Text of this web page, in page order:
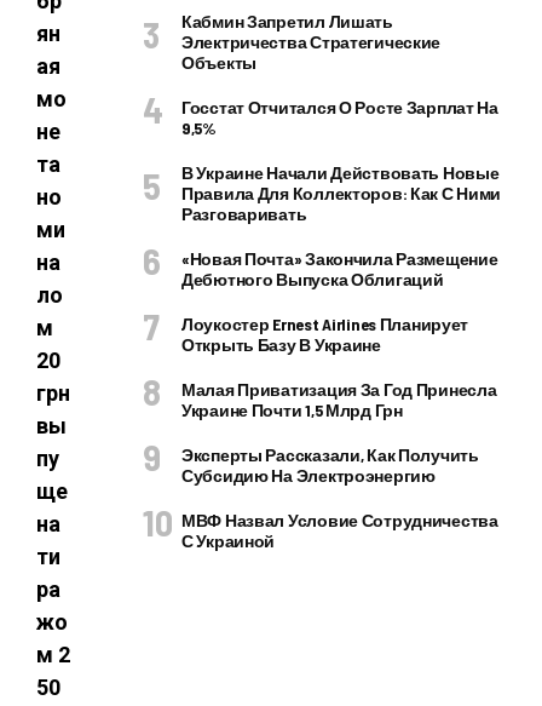
ян
ая
мо
не
та
но
ми
на
ло
м
20
грн
вы
пу
ще
на
ти
ра
жо
м 2
50
Кабмин Запретил Лишать
Электричества Стратегические
Объекты
Госстат Отчитался О Росте Зарплат На
9,5%
В Украине Начали Действовать Новые
Правила Для Коллекторов: Как С Ними
Разговаривать
«Новая Почта» Закончила Размещение
Дебютного Выпуска Облигаций
Лоукостер Ernest Airlines Планирует
Открыть Базу В Украине
Малая Приватизация За Год Принесла
Украине Почти 1,5 Млрд Грн
Эксперты Рассказали, Как Получить
Субсидию На Электроэнергию
МВФ Назвал Условие Сотрудничества
С Украиной